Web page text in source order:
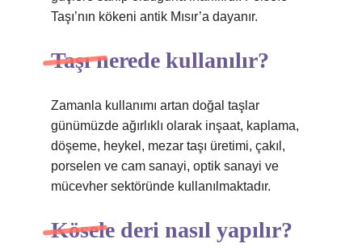
Taşı’nın kökeni antik Mısır’a dayanır.
Taşı nerede kullanılır?
Zamanla kullanımı artan doğal taşlar
günümüzde ağırlıklı olarak inşaat, kaplama,
döşeme, heykel, mezar taşı üretimi, çakıl,
porselen ve cam sanayi, optik sanayi ve
mücevher sektöründe kullanılmaktadır.
Kösele deri nasıl yapılır?